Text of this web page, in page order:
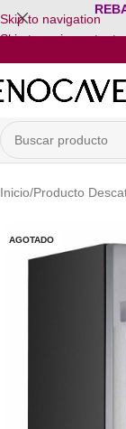
Skip to navigation
Skip to main content
Inicio/Producto
AGOTADO